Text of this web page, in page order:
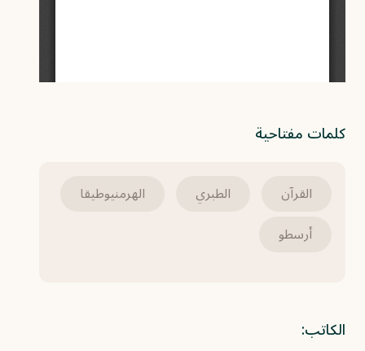
كلمات مفتاحية
القرآن الطبري
الهرمنيوطيقا
أرسطو
الكاتب: